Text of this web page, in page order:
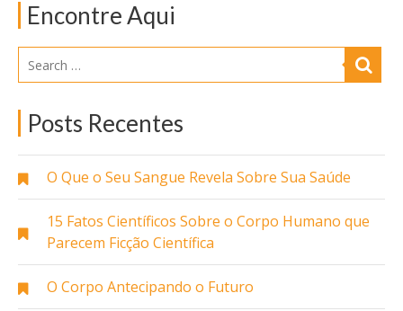
Encontre Aqui
Posts Recentes
O Que o Seu Sangue Revela Sobre Sua Saúde
15 Fatos Científicos Sobre o Corpo Humano que
Parecem Ficção Científica
O Corpo Antecipando o Futuro